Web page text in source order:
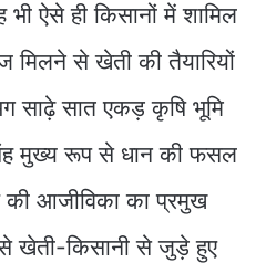
भी ऐसे ही किसानों में शामिल
मिलने से खेती की तैयारियों
साढ़े सात एकड़ कृषि भूमि
मुख्य रूप से धान की फसल
आजीविका का प्रमुख
खेती-किसानी से जुड़े हुए